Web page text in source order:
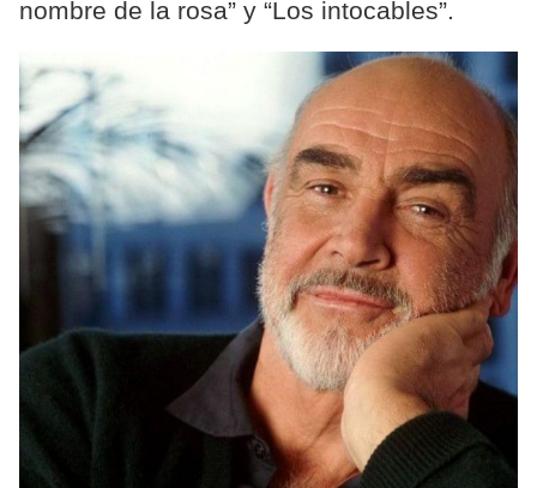
nombre de la rosa” y “Los intocables”.